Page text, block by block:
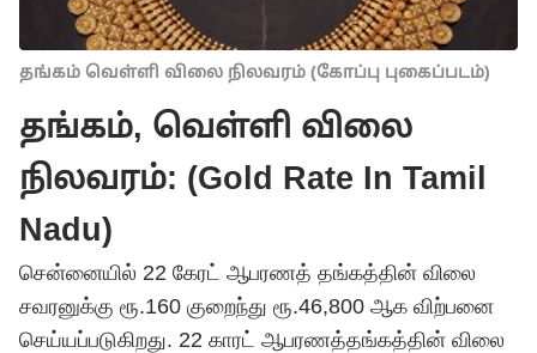
தங்கம் வெள்ளி விலை நிலவரம் (கோப்பு புகைப்படம்)
தங்கம், வெள்ளி விலை
நிலவரம்: (Gold Rate In Tamil
Nadu)
சென்னையில் 22 கேரட் ஆபரணத் தங்கத்தின் விலை
சவரனுக்கு ரூ.160 குறைந்து ரூ.46,800 ஆக விற்பனை
செய்யப்படுகிறது. 22 காரட் ஆபரணத்தங்கத்தின் விலை